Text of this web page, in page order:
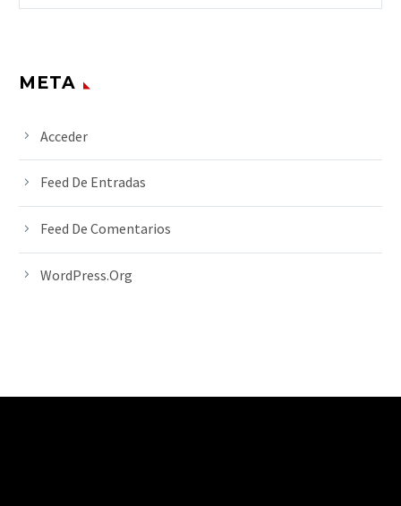
META
Acceder
Feed De Entradas
Feed De Comentarios
WordPress.org